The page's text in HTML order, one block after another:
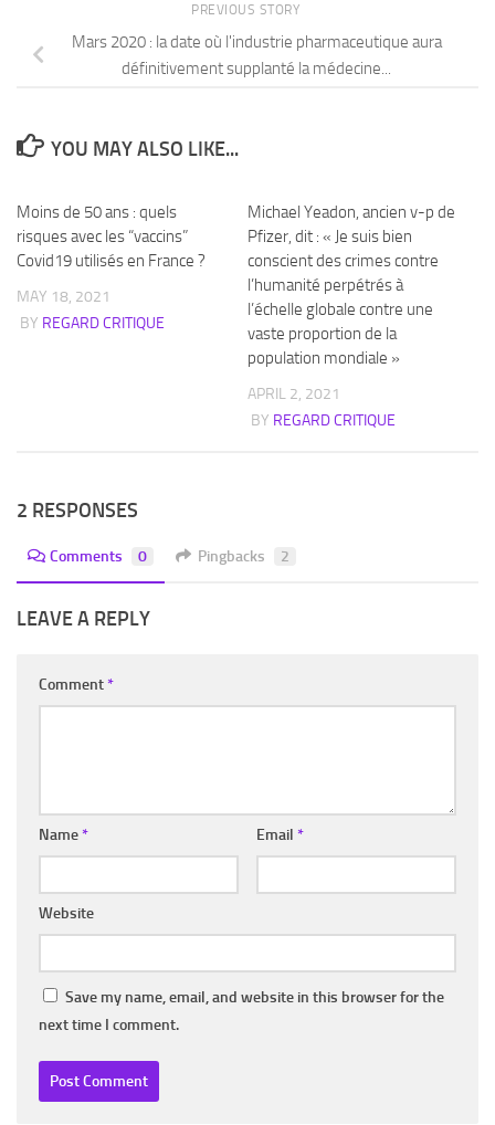
PREVIOUS STORY
Mars 2020 : la date où l'industrie pharmaceutique aura
définitivement supplanté la médecine...
YOU MAY ALSO LIKE...
Moins de 50 ans : quels
risques avec les “vaccins”
Covid19 utilisés en France ?
MAY 18, 2021
BY REGARD CRITIQUE
Michael Yeadon, ancien v-p de
Pfizer, dit : « Je suis bien
conscient des crimes contre
l’humanité perpétrés à
l’échelle globale contre une
vaste proportion de la
population mondiale »
APRIL 2, 2021
BY REGARD CRITIQUE
2 RESPONSES
Comments 0 Pingbacks 2
LEAVE A REPLY
Comment*
Name* Email *
Website
Save my name, email, and website in this browser for the
next time I comment.